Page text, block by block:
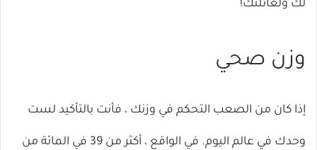
لك ولعائلتك!
وزن صحي
إذا كان من الصعب التحكم في وزنك ، فأنت بالتأكيد لست
وحدك في عالم اليوم. في الواقع ، أكثر من 39 في المائة من